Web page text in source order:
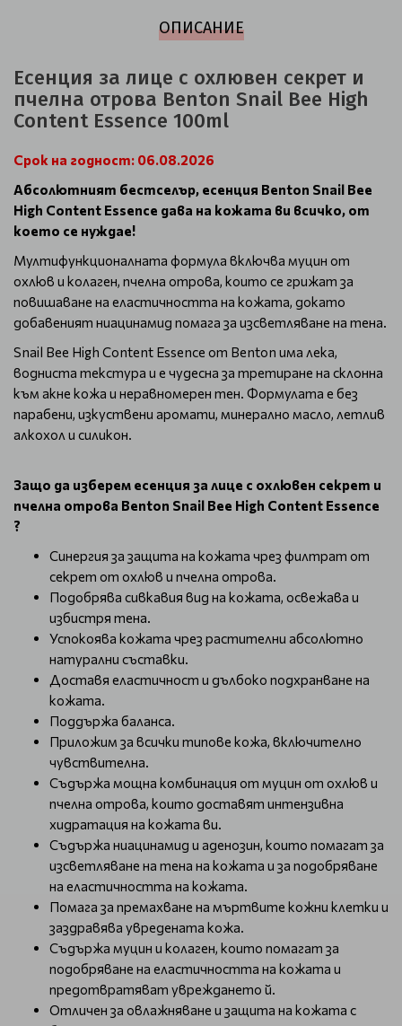
ОПИСАНИЕ
Eсенция за лице с охлювен секрет и
пчелна отрова Benton Snail Bee High
Content Essence 100ml
Срок на годност: 06.08.2026
Абсолютният бестселър, есенция Benton Snail Bee
High Content Essence дава на кожата ви всичко, от
което се нуждае!
Мултифункционалната формула включва муцин от
охлюв и колаген, пчелна отрова, които се грижат за
повишаване на еластичността на кожата, докато
добавеният ниацинамид помага за изсветляване на тена.
Snail Bee High Content Essence от Benton има лека,
водниста текстура и е чудесна за третиране на склонна
към акне кожа и неравномерен тен. Формулата е без
парабени, изкуствени аромати, минерално масло, летлив
алкохол и силикон.
Защо да изберем есенция за лице с охлювен секрет и
пчелна отрова Benton Snail Bee High Content Essence
?
Синергия за защита на кожата чрез филтрат от
секрет от охлюв и пчелна отрова.
Подобрява сивкавия вид на кожата, освежава и
избистря тена.
Успокоява кожата чрез растителни абсолютно
натурални съставки.
Доставя еластичност и дълбоко подхранване на
кожата.
Поддържа баланса.
Приложим за всички типове кожа, включително
чувствителна.
Съдържа мощна комбинация от муцин от охлюв и
пчелна отрова, които доставят интензивна
хидратация на кожата ви.
Съдържа ниацинамид и аденозин, които помагат за
изсветляване на тена на кожата и за подобряване
на еластичността на кожата.
Помага за премахване на мъртвите кожни клетки и
заздравява увредената кожа.
Съдържа муцин и колаген, които помагат за
подобряване на еластичността на кожата и
предотвратяват увреждането й.
Отличен за овлажняване и защита на кожата с